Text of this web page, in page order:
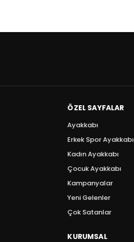
ÖZEL SAYFALAR
Ayakkabı
Erkek Spor Ayakkabı
Kadın Ayakkabı
Çocuk Ayakkabı
Kampanyalar
Yeni Gelenler
Çok Satanlar
KURUMSAL